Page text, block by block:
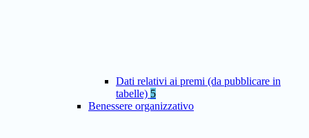
Dati relativi ai premi (da pubblicare in
tabelle) 5
Benessere organizzativo